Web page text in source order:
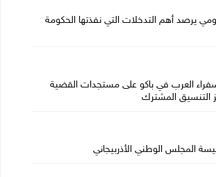
يرصد أهم التدخلات التي نفذتها الحكومة
العرب في باكو على مستجدات القضية
التنسيق المشترك
المجلس الوطني الأذربيجاني